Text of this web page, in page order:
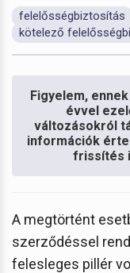
felelősségbiztosítás
kötelező
Figyelem,
évvel
változásokról
információk
frissítés
A megtörtént
szerződéssel
felesleges pillér